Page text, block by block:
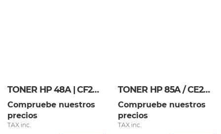
TONER HP 48A | CF248A
Compruebe nuestros
precios
TAX inc.
TONER HP 85A / CE285A
Compruebe nuestros
precios
TAX inc.